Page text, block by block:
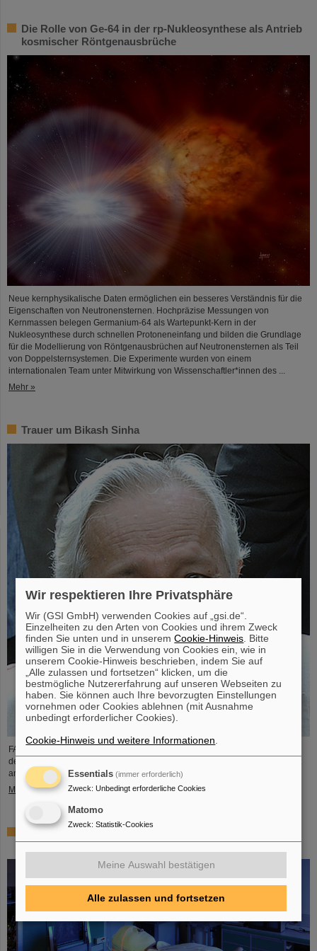
Die Rolle von Ge-64 in der rp-Nukleosynthese als Antrieb
kosmischer Röntgenausbrüche
Neue kernphysikalische Daten ermöglichen ein besseres Verständnis für die
Eigenschaften von Neutronensternen. Hochpräzise Messungen von
Kernmassen belegen Germanium-64 als Wartepunkt-Kern in der
Nukleosynthese durch schnellen Protoneneinfang und bilden die Grundlage
für die Modellierung von Röntgenausbrüchen auf Neutronensternen als Teil
von Doppelsternsystemen. Die Experimente wurden von einem
internationalen Team unter Mitwirkung von Wissenschaftler*innen des ...
Mehr »
Trauer um Bikash Sinha
FAIR und GSI trauern um einen herausragenden Wissenschaftler und einen
der Wegbereiter für das FAIR-Projekt. Der indische Physiker Bikash Sinha ist
am 11. August im Alter von 78 Jahren von uns gegangen.
Mehr »
25 Jahre Tumortherapie: Präzise Waffen im Kampf gegen
den Krebs
Wir respektieren Ihre Privatsphäre
Wir (GSI GmbH) verwenden Cookies auf „gsi.de“.
Einzelheiten zu den Arten von Cookies und ihrem Zweck
finden Sie unten und in unseremCookie-Hinweis . Bitte
willigen Sie in die Verwendung von Cookies ein, wie in
unserem Cookie-Hinweis beschrieben, indem Sie auf
„Alle zulassen und fortsetzen“ klicken, um die
bestmögliche Nutzererfahrung auf unseren Webseiten zu
haben. Sie können auch Ihre bevorzugten Einstellungen
vornehmen oder Cookies ablehnen (mit Ausnahme
unbedingt erforderlicher Cookies).
Cookie-Hinweis und weitere Informationen
Essentials (immer erforderlich)
Zweck: Unbedingt erforderliche Cookies
Matomo
Zweck: Statistik-Cookies
Meine Auswahl bestätigen
Alle zulassen und fortsetzen